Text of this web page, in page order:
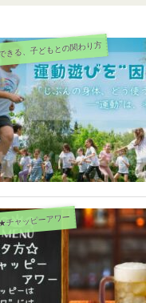
きる、子どもとの関わり方
チャッピーアワー